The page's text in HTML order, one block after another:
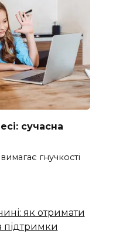
сучасна
гнучкості